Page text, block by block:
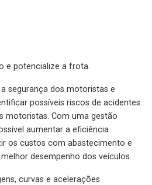
e potencialize a frota.
segurança dos motoristas e
possíveis riscos de acidentes
motoristas. Com uma gestão
aumentar a eficiência
os custos com abastecimento e
desempenho dos veículos.
curvas e acelerações